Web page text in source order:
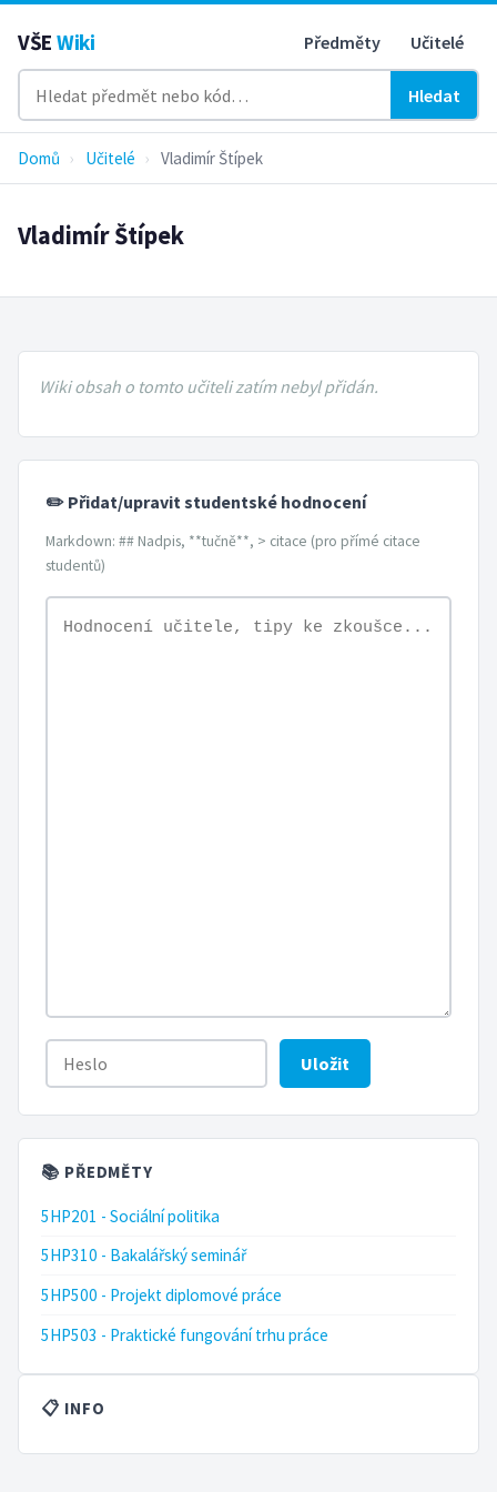
VŠE Wiki Předměty Učitelé
Hledat
Domů › Učitelé › Vladimír Štípek
Vladimír Štípek
Wiki obsah o tomto učiteli zatím nebyl přidán.
✏️ Přidat/upravit studentské hodnocení
Markdown: ## Nadpis, **tučně**, > citace (pro přímé citace
studentů)
Uložit
📚 PŘEDMĚTY
5HP201 - Sociální politika
5HP310 - Bakalářský seminář
5HP500 - Projekt diplomové práce
5HP503 - Praktické fungování trhu práce
📋 INFO